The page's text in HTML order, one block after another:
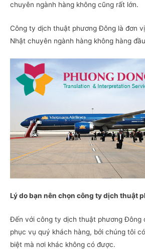
chuyên ngành hàng không cũng rất lớn.
Công ty dịch thuật phương Đông là đơn
Nhật chuyên ngành hàng không hàng
Lý do bạn nên chọn công ty dịch thuật
Đến với công ty dịch thuật phương Đông
phục vụ quý khách hàng, bởi chúng tôi
biệt mà nơi khác không có được.